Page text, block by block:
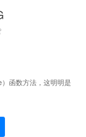
函数方法，这明明是